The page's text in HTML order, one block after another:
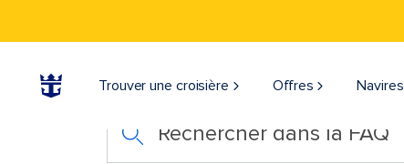
Trouver une croisière Offres Navires
Rechercher dans la FAQ